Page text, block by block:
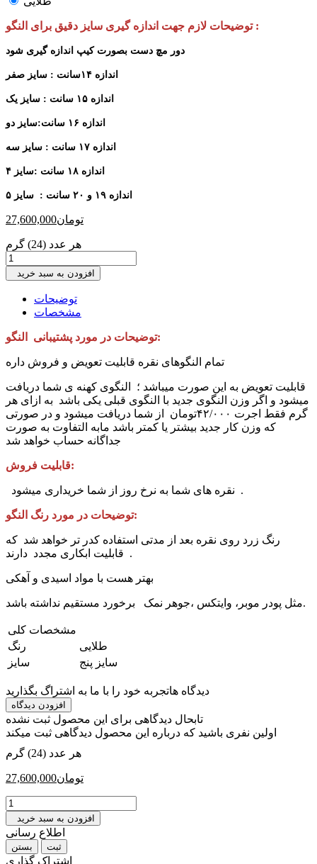
توضیحات لازم جهت اندازه گیری سایز دقیق برای النگو :
اندازه ۱۹ و ۲۰ سانت : سایز ۵
27,600,000تومان
هر عدد (24) گرم
افزودن به سبد خرید
توضیحات
مشخصات
توضیحات در مورد پشتیبانی النگو:
قابلیت تعویض به این صورت میباشد ؛ النگوی کهنه ی شما دریافت
میشود و اگر وزن النگوی جدید با النگوی قبلی یکی باشد به ازای هر
گرم فقط اجرت ۴۲/۰۰۰تومان از شما دریافت میشود و در صورتی
که وزن کار جدید بیشتر یا کمتر باشد مابه التفاوت به صورت
قابلیت فروش:
نقره های شما به نرخ روز از شما خریداری میشود .
توضیحات در مورد رنگ النگو:
رنگ‌ زرد روی نقره بعد از مدتی استفاده کدر تر خواهد شد که
قابلیت ابکاری مجدد دارند .
مثل پودر موبر، وایتکس ،جوهر نمک برخورد مستقیم نداشته باشد.
مشخصات کلی
رنگ
‎طلایی
سایز
‎سایز پنج
دیدگاه هاتجربه خود را با ما به اشتراگ بگذارید
افزودن دیدگاه
تابحال دیدگاهی برای این محصول ثبت نشده
اولین نفری باشید که درباره این محصول دیدگاهی ثبت میکند
هر عدد (24) گرم
27,600,000تومان
افزودن به سبد خرید
اطلاع رسانی
بستن
اشتراک گذاری